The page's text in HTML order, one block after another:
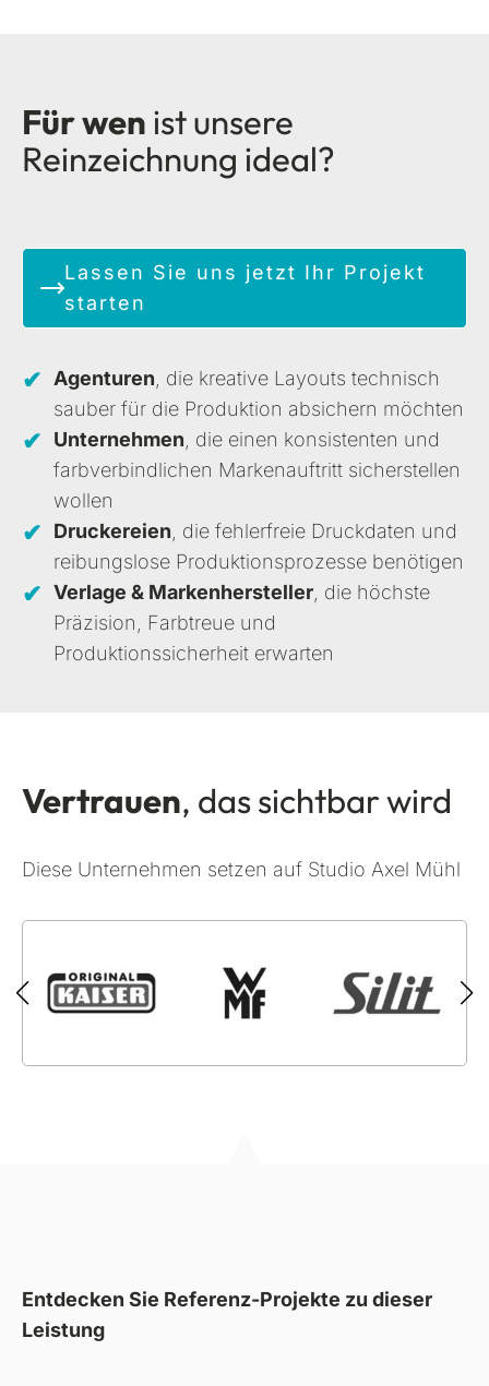
Für wen ist unsere
Reinzeichnung ideal?
Lassen Sie uns jetzt Ihr Projekt
starten
Agenturen , die kreative Layouts technisch
sauber für die Produktion absichern möchten
Unternehmen , die einen konsistenten und
farbverbindlichen Markenauftritt sicherstellen
wollen
Druckereien , die fehlerfreie Druckdaten und
reibungslose Produktionsprozesse benötigen
Verlage & Markenhersteller, die höchste
Präzision, Farbtreue und
Produktionssicherheit erwarten
Vertrauen, das sichtbar wird
Diese Unternehmen setzen auf Studio Axel Mühl
Entdecken Sie Referenz-Projekte zu dieser
Leistung